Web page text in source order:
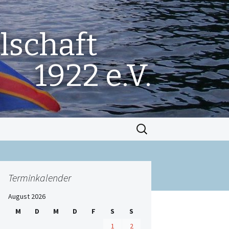
1922 e.V.
Suchen
nach:
Terminkalender
August 2026
M
D M D F S
S
1
2